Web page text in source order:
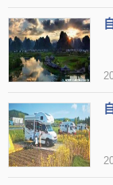
【网友印象】
评论1：与南长
可以看到古运河的全景
评论2：南禅寺
评论3：坐公交